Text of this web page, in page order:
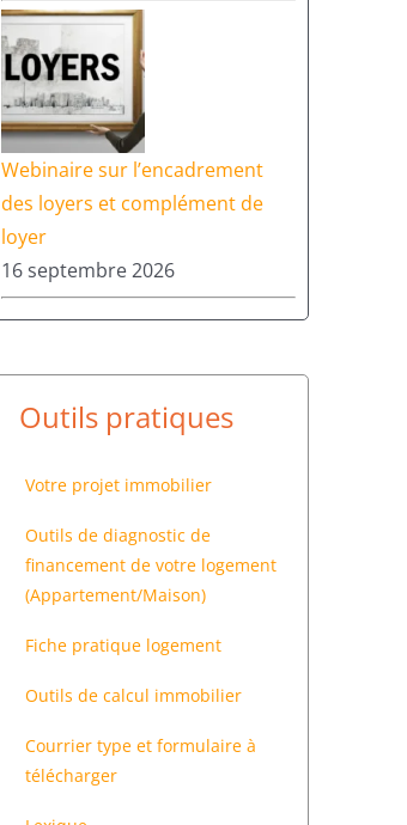
Webinaire sur l’encadrement
des loyers et complément de
loyer
16 septembre 2026
Outils pratiques
Votre projet immobilier
Outils de diagnostic de
financement de votre logement
(Appartement/Maison)
Fiche pratique logement
Outils de calcul immobilier
Courrier type et formulaire à
télécharger